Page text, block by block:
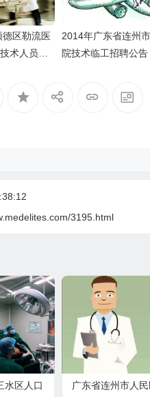
德区勒流医
术人员公
2014年广东省连州
院技术临工招聘公告
3195.html
水区人口 广东省连州市人